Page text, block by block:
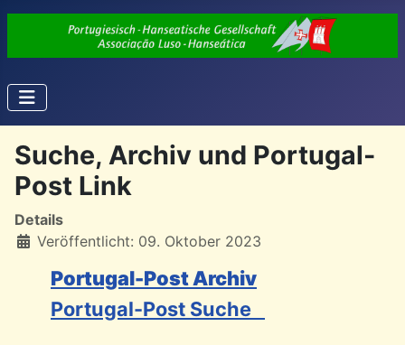
Suche, Archiv und Portugal-
Post Link
Details
Veröffentlicht: 09. Oktober 2023
Portugal-Post Archiv
Portugal-Post Suche